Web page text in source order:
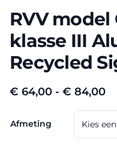
RVV model
klasse III
Recycled
€ 64,00 - € 84,00
€
€
Afmeting